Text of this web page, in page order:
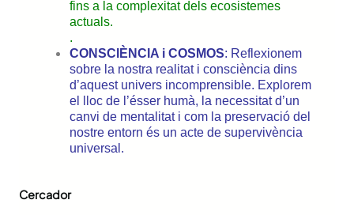
fins a la complexitat dels ecosistemes
actuals.
.
CONSCIÈNCIA i COSMOS: Reflexionem
sobre la nostra realitat i consciència dins
d’aquest univers incomprensible. Explorem
el lloc de l’ésser humà, la necessitat d’un
canvi de mentalitat i com la preservació del
nostre entorn és un acte de supervivència
universal.
Cercador